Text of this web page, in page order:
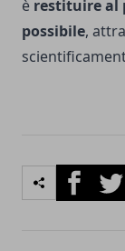
è restituire al
possibile,
Facebook